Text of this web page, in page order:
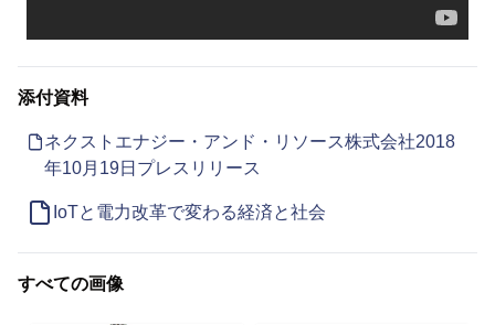
添付資料
ネクストエナジー・アンド・リソース株式会社2018
年10月19日プレスリリース
IoTと電力改革で変わる経済と社会
すべての画像